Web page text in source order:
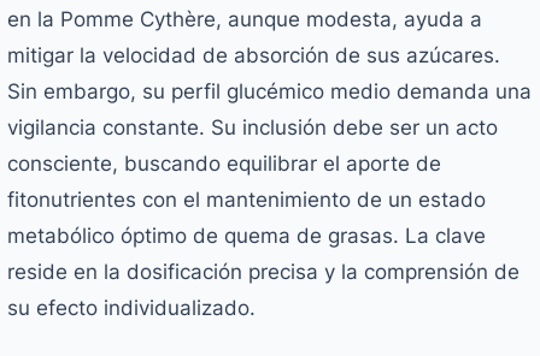
en la Pomme Cythère, aunque modesta, ayuda a
mitigar la velocidad de absorción de sus azúcares.
Sin embargo, su perfil glucémico medio demanda una
vigilancia constante. Su inclusión debe ser un acto
consciente, buscando equilibrar el aporte de
fitonutrientes con el mantenimiento de un estado
metabólico óptimo de quema de grasas. La clave
reside en la dosificación precisa y la comprensión de
su efecto individualizado.